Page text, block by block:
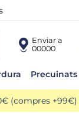
Enviar a
00000
Precuinats
(compres +99€)